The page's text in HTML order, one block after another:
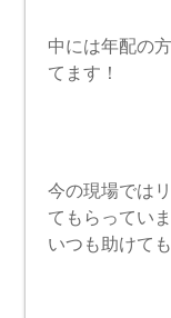
中には年配の
てます！
今の現場では
てもらってい
いつも助けて